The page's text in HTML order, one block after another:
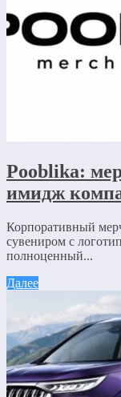
Pooblika:
имидж
Корпоративный
сувениром с
полноценный...
Далее